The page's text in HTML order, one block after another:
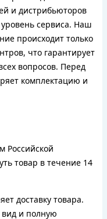
и дистрибьюторов
сервиса. Наш
происходит только
что гарантирует
вопросов. Перед
комплектацию и
Российской
товар в течение 14
доставку товара.
и полную